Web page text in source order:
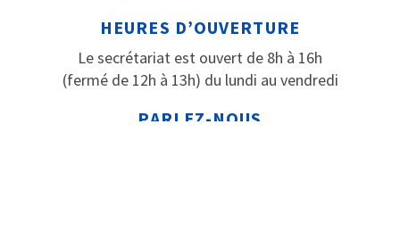
HEURES D’OUVERTURE
Le secrétariat est ouvert de 8h à 16h
(fermé de 12h à 13h) du lundi au vendredi
PARLEZ-NOUS